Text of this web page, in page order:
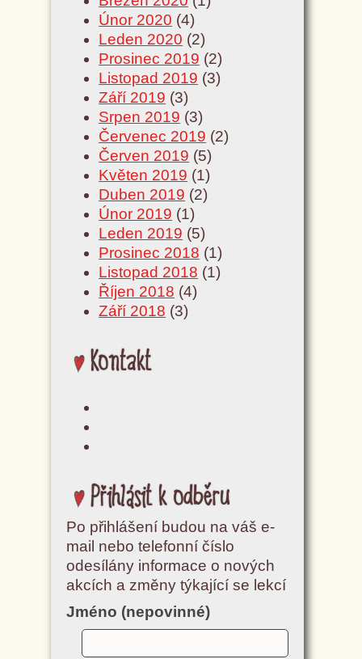
Únor 2020 (4)
Leden 2020 (2)
Prosinec 2019 (2)
Listopad 2019 (3)
Září 2019 (3)
Srpen 2019 (3)
Červenec 2019 (2)
Červen 2019 (5)
Květen 2019 (1)
Duben 2019 (2)
Únor 2019 (1)
Leden 2019 (5)
Prosinec 2018 (1)
Listopad 2018 (1)
Říjen 2018 (4)
Září 2018 (3)
Kontakt
Přihlásit k odběru
Po přihlášení budou na váš e-
mail nebo telefonní číslo
odesílány informace o nových
akcích a změny týkající se lekcí
Jméno (nepovinné)